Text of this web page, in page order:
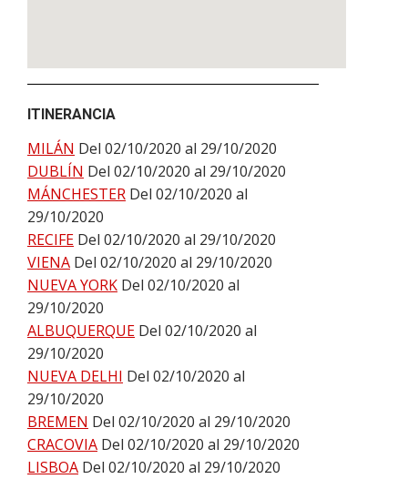
ITINERANCIA
MILÁN Del 02/10/2020 al 29/10/2020
DUBLÍN Del 02/10/2020 al 29/10/2020
MÁNCHESTER Del 02/10/2020 al
29/10/2020
RECIFE Del 02/10/2020 al 29/10/2020
VIENA Del 02/10/2020 al 29/10/2020
NUEVA YORK Del 02/10/2020 al
29/10/2020
ALBUQUERQUE Del 02/10/2020 al
29/10/2020
NUEVA DELHI Del 02/10/2020 al
29/10/2020
BREMEN Del 02/10/2020 al 29/10/2020
CRACOVIA Del 02/10/2020 al 29/10/2020
LISBOA Del 02/10/2020 al 29/10/2020